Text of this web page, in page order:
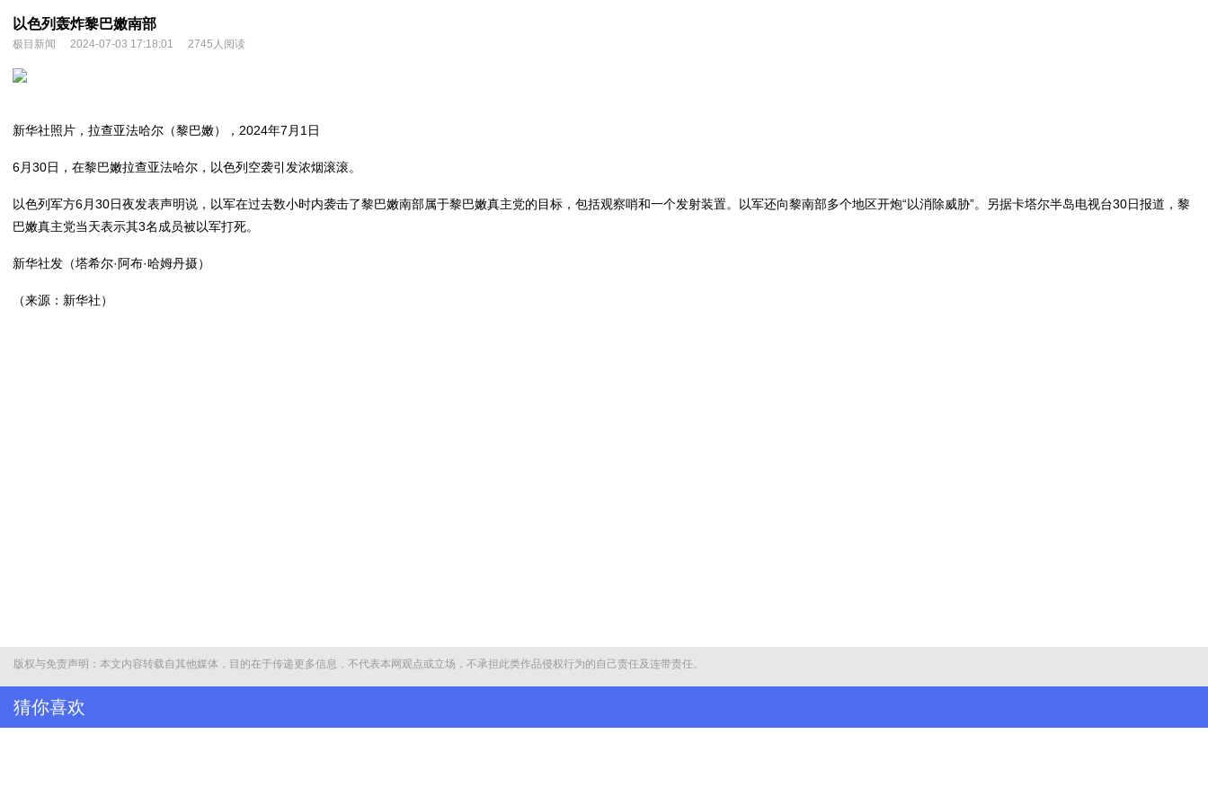
以色列轰炸黎巴嫩南部
极目新闻 2024-07-03 17:18:01 2745人阅读
新华社照片，拉查亚法哈尔（黎巴嫩），2024年7月1日
6月30日，在黎巴嫩拉查亚法哈尔，以色列空袭引发浓烟滚滚。
以色列军方6月30日夜发表声明说，以军在过去数小时内袭击了黎巴嫩南部属于黎巴嫩真主党的目标，包括观察哨和一个发射装置。以军还向黎南部多个地区开炮“以消除威胁”。另据卡塔尔半岛电视台30日报道，黎
巴嫩真主党当天表示其3名成员被以军打死。
新华社发（塔希尔·阿布·哈姆丹摄）
（来源：新华社）
版权与免责声明：本文内容转载自其他媒体，目的在于传递更多信息，不代表本网观点或立场，不承担此类作品侵权行为的自己责任及连带责任。
猜你喜欢